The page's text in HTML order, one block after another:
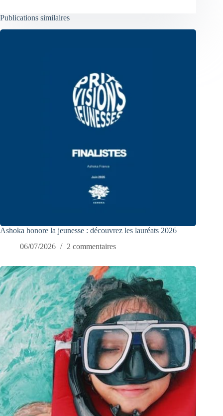
Publications similaires
Ashoka honore la jeunesse : découvrez les lauréats 2026
06/07/2026
2 commentaires